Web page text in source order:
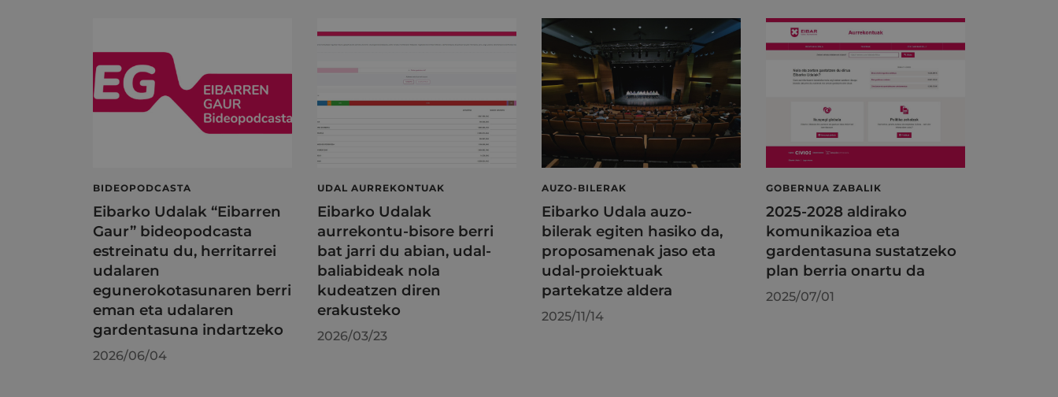
BIDEOPODCASTA
Eibarko Udalak “Eibarren
Gaur” bideopodcasta
estreinatu du, herritarrei
udalaren
egunerokotasunaren berri
eman eta udalaren
gardentasuna indartzeko
2026/06/04
UDAL AURREKONTUAK
Eibarko Udalak
aurrekontu-bisore berri
bat jarri du abian, udal-
baliabideak nola
kudeatzen diren
erakusteko
2026/03/23
AUZO-BILERAK
Eibarko Udala auzo-
bilerak egiten hasiko da,
proposamenak jaso eta
udal-proiektuak
partekatze aldera
2025/11/14
GOBERNUA ZABALIK
2025-2028 aldirako
komunikazioa eta
gardentasuna sustatzeko
plan berria onartu da
2025/07/01